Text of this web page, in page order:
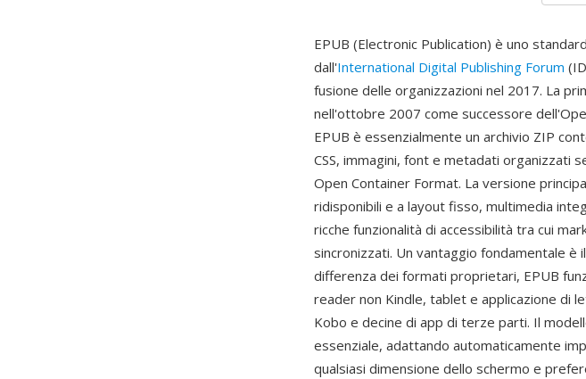
EPUB (Electronic Publication) è uno
dall'International Digital Publishing Forum
fusione delle organizzazioni nel 2017. La
nell'ottobre 2007 come successore
EPUB è essenzialmente un archivio ZIP
CSS, immagini, font e metadati organizzati
Open Container Format. La versione
ridisponibili e a layout fisso, multimedia
ricche funzionalità di accessibilità tra cui
sincronizzati. Un vantaggio fondamentale
differenza dei formati proprietari, EPUB
reader non Kindle, tablet e applicazione di
Kobo e decine di app di terze parti. Il
essenziale, adattando automaticamente
qualsiasi dimensione dello schermo e